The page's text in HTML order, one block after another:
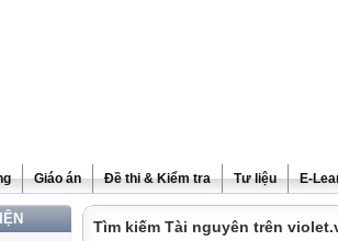
Giáo án Đề thi & Kiểm tra Tư liệu E-
Tìm kiếm Tài nguyên trên